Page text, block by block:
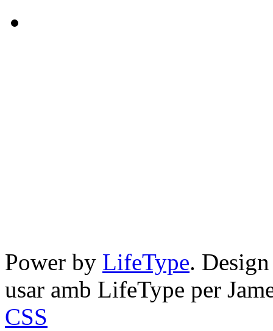
Power by LifeType.
usar amb LifeType per
CSS